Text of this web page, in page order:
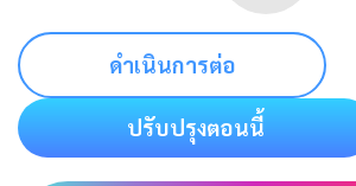
ดำเนินการต่อ
ปรับปรุงตอนนี้